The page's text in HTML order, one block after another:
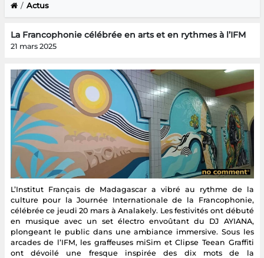
Actus
La Francophonie célébrée en arts et en rythmes à l’IFM
21 mars 2025
L’Institut Français de Madagascar a vibré au rythme de la
culture pour la Journée Internationale de la Francophonie,
célébrée ce jeudi 20 mars à Analakely. Les festivités ont débuté
en musique avec un set électro envoûtant du DJ AYIANA,
plongeant le public dans une ambiance immersive. Sous les
arcades de l’IFM, les graffeuses miSim et Clipse Teean Graffiti
ont dévoilé une fresque inspirée des dix mots de la